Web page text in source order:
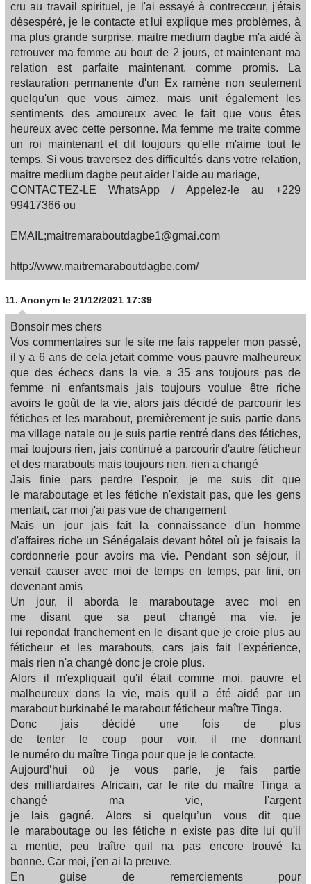
cru au travail spirituel, je l'ai essayé à contrecœur, j'étais
désespéré, je le contacte et lui explique mes problèmes, à
ma plus grande surprise, maitre medium dagbe m'a aidé à
retrouver ma femme au bout de 2 jours, et maintenant ma
relation est parfaite maintenant. comme promis. La
restauration permanente d'un Ex ramène non seulement
quelqu'un que vous aimez, mais unit également les
sentiments des amoureux avec le fait que vous êtes
heureux avec cette personne. Ma femme me traite comme
un roi maintenant et dit toujours qu'elle m'aime tout le
temps. Si vous traversez des difficultés dans votre relation,
maitre medium dagbe peut aider l'aide au mariage,
CONTACTEZ-LE WhatsApp / Appelez-le au +229
99417366 ou
EMAIL;maitremaraboutdagbe1@gmai.com
http://www.maitremaraboutdagbe.com/
11. Anonym le 21/12/2021 17:39
Bonsoir mes chers
Vos commentaires sur le site me fais rappeler mon passé,
il y a 6 ans de cela jetait comme vous pauvre malheureux
que des échecs dans la vie. a 35 ans toujours pas de
femme ni enfantsmais jais toujours voulue être riche
avoirs le goût de la vie, alors jais décidé de parcourir les
fétiches et les marabout, premièrement je suis partie dans
ma village natale ou je suis partie rentré dans des fétiches,
mai toujours rien, jais continué a parcourir d'autre féticheur
et des marabouts mais toujours rien, rien a changé
Jais finie pars perdre l'espoir, je me suis dit que
le maraboutage et les fétiche n'existait pas, que les gens
mentait, car moi j'ai pas vue de changement
Mais un jour jais fait la connaissance d'un homme
d'affaires riche un Sénégalais devant hôtel où je faisais la
cordonnerie pour avoirs ma vie. Pendant son séjour, il
venait causer avec moi de temps en temps, par fini, on
devenant amis
Un jour, il aborda le maraboutage avec moi en
me disant que sa peut changé ma vie, je
lui repondat franchement en le disant que je croie plus au
féticheur et les marabouts, cars jais fait l'expérience,
mais rien n'a changé donc je croie plus.
Alors il m'expliquait qu'il était comme moi, pauvre et
malheureux dans la vie, mais qu'il a été aidé par un
marabout burkinabé le marabout féticheur maître Tinga.
Donc jais décidé une fois de plus
de tenter le coup pour voir, il me donnant
le numéro du maître Tinga pour que je le contacte.
Aujourd’hui où je vous parle, je fais partie
des milliardaires Africain, car le rite du maître Tinga a
changé ma vie, l'argent
je lais gagné. Alors si quelqu’un vous dit que
le maraboutage ou les fétiche n existe pas dite lui qu'il
a mentie, peu traître quil na pas encore trouvé la
bonne. Car moi, j'en ai la preuve.
En guise de remerciements pour